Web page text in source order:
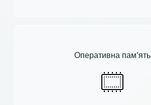
Оперативна пам’ять